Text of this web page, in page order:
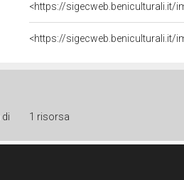
<https://sigecweb.beniculturali.it/
<https://sigecweb.beniculturali.it/
di 1 risorsa